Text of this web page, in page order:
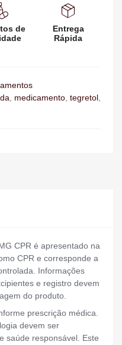
de
Entrega
Rápida
, medicamento, tegretol,
CPR é apresentado na
CPR e corresponde a
Informações
e registro devem
do produto.
prescrição médica.
devem ser
saúde responsável. Este